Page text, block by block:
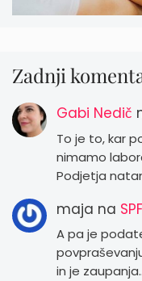
Zadnji
Gabi Nedič
To je to, kar
nimamo
Podjetja
maja na
A pa je
in je